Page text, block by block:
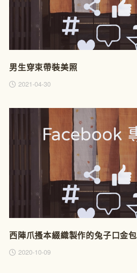
男生穿束帶裝美照
2021-04-30
西陣爪搔本綴織製作的兔子口金包
2020-10-09